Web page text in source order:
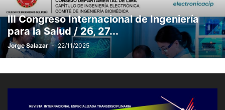
ESTADÍSTICO ESTRATÉGIA ESTUDIO JURÍDICO
ETICA - VALORES - PRINCIPIOS EXPO PERÚ INDUSTRIAL EXPO-
EXPOCOBRE 2026
Ⅲ Congreso Internacional de Ingeniería
para la Salud / 26, 27...
Jorge Salazar - 22/11/2025